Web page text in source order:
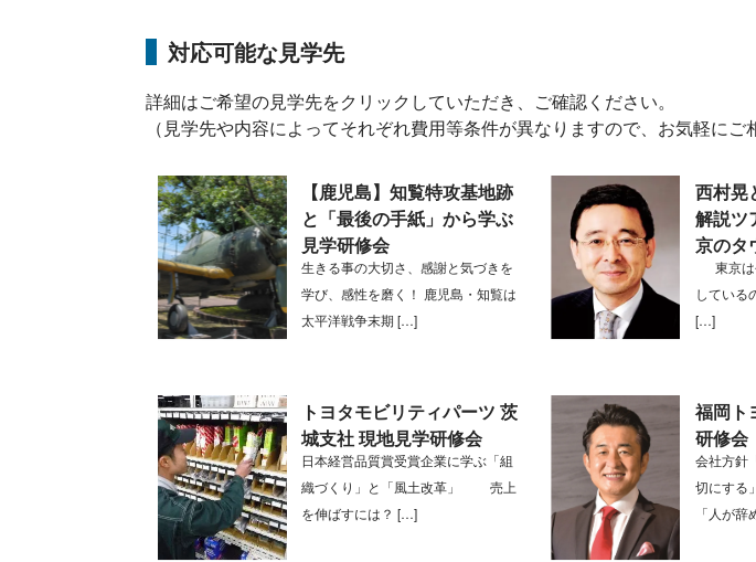
対応可能な見学先
詳細はご希望の見学先をクリックしていただき、ご確認ください。
（見学先や内容によってそれぞれ費用等条件が異なりますので、お気軽にご
【鹿児島】知覧特攻基地跡
と「最後の手紙」から学ぶ
見学研修会
生きる事の大切さ、感謝と気づきを
学び、感性を磨く！ 鹿児島・知覧は
太平洋戦争末期 […]
西村晃
解説ツ
京のタ
東京は
してい
[…]
トヨタモビリティパーツ 茨
城支社 現地見学研修会
日本経営品質賞受賞企業に学ぶ「組
織づくり」と「風土改革」 売上
を伸ばすには？ […]
福岡ト
研修会
会社方針
切にする
「人が